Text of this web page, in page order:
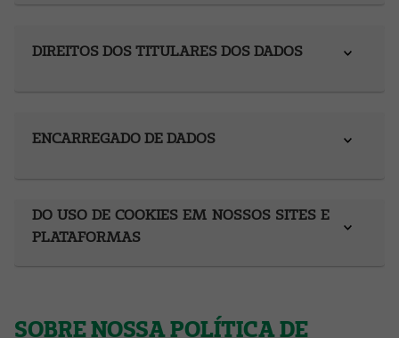
DIREITOS DOS TITULARES DOS DADOS
ENCARREGADO DE DADOS
DO USO DE COOKIES EM NOSSOS SITES E
PLATAFORMAS
SOBRE NOSSA POLÍTICA DE